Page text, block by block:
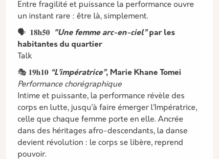
Entre fragilité et puissance la performance ouvre
un instant rare : être là, simplement.
🗣️ 𝟏𝟖𝐡𝟓𝟎 "Une femme arc-en-ciel”par les
habitantes du quartier
Talk
🎭 𝟏𝟗𝐡𝟏𝟎 “L’impératrice”, Marie Khane Tomei
Performance chorégraphique
Intime et puissante, la performance révèle des
corps en lutte, jusqu’à faire émerger l’Impératrice,
celle que chaque femme porte en elle. Ancrée
dans des héritages afro-descendants, la danse
devient révolution : le corps se libère, reprend
pouvoir.